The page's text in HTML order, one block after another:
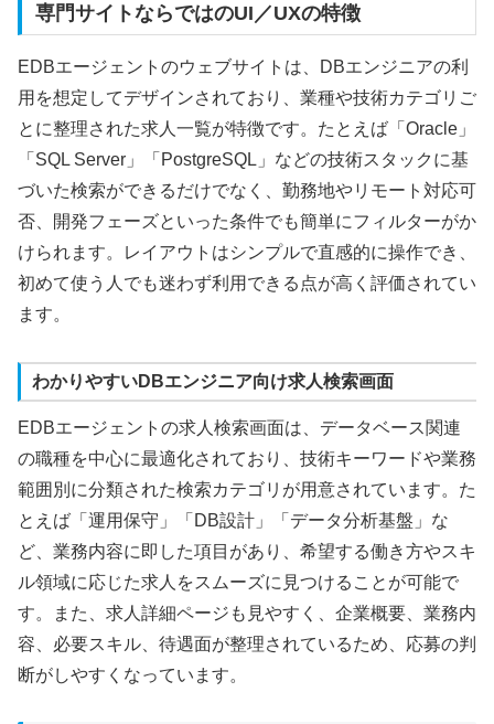
専門サイトならではのUI／UXの特徴
EDBエージェントのウェブサイトは、DBエンジニアの利
用を想定してデザインされており、業種や技術カテゴリご
とに整理された求人一覧が特徴です。たとえば「Oracle」
「SQL Server」「PostgreSQL」などの技術スタックに基
づいた検索ができるだけでなく、勤務地やリモート対応可
否、開発フェーズといった条件でも簡単にフィルターがか
けられます。レイアウトはシンプルで直感的に操作でき、
初めて使う人でも迷わず利用できる点が高く評価されてい
ます。
わかりやすいDBエンジニア向け求人検索画面
EDBエージェントの求人検索画面は、データベース関連
の職種を中心に最適化されており、技術キーワードや業務
範囲別に分類された検索カテゴリが用意されています。た
とえば「運用保守」「DB設計」「データ分析基盤」な
ど、業務内容に即した項目があり、希望する働き方やスキ
ル領域に応じた求人をスムーズに見つけることが可能で
す。また、求人詳細ページも見やすく、企業概要、業務内
容、必要スキル、待遇面が整理されているため、応募の判
断がしやすくなっています。